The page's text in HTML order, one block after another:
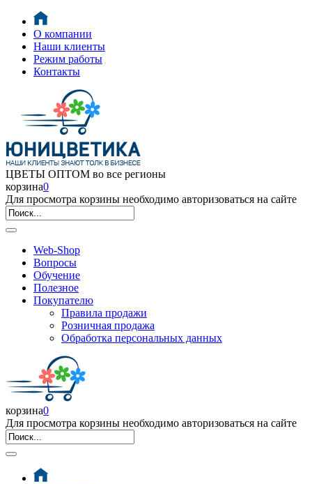
О компании
Наши клиенты
Режим работы
Контакты
ЦВЕТЫ ОПТОМ во все регионы
корзина0
Для просмотра корзины необходимо авторизоваться на сайте
Web-Shop
Вопросы
Обучение
Полезное
Покупателю
Правила продажи
Розничная продажа
Обработка персональных данных
корзина0
Для просмотра корзины необходимо авторизоваться на сайте